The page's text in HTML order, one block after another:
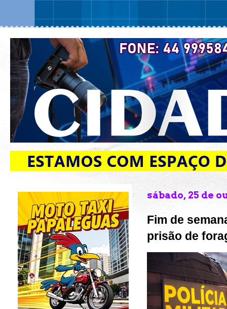
sábado, 25 de
Fim de
prisão de